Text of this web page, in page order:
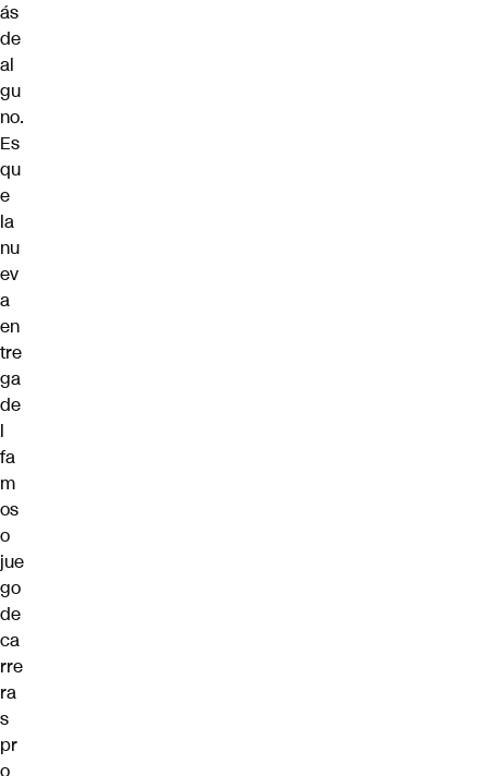
ás
de
al
gu
no.
Es
qu
e
la
nu
ev
a
en
tre
ga
de
l
fa
m
os
o
jue
go
de
ca
rre
ra
s
pr
o